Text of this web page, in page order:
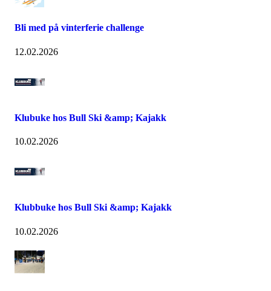
Bli med på vinterferie challenge
12.02.2026
Klubuke hos Bull Ski &amp; Kajakk
10.02.2026
Klubbuke hos Bull Ski &amp; Kajakk
10.02.2026